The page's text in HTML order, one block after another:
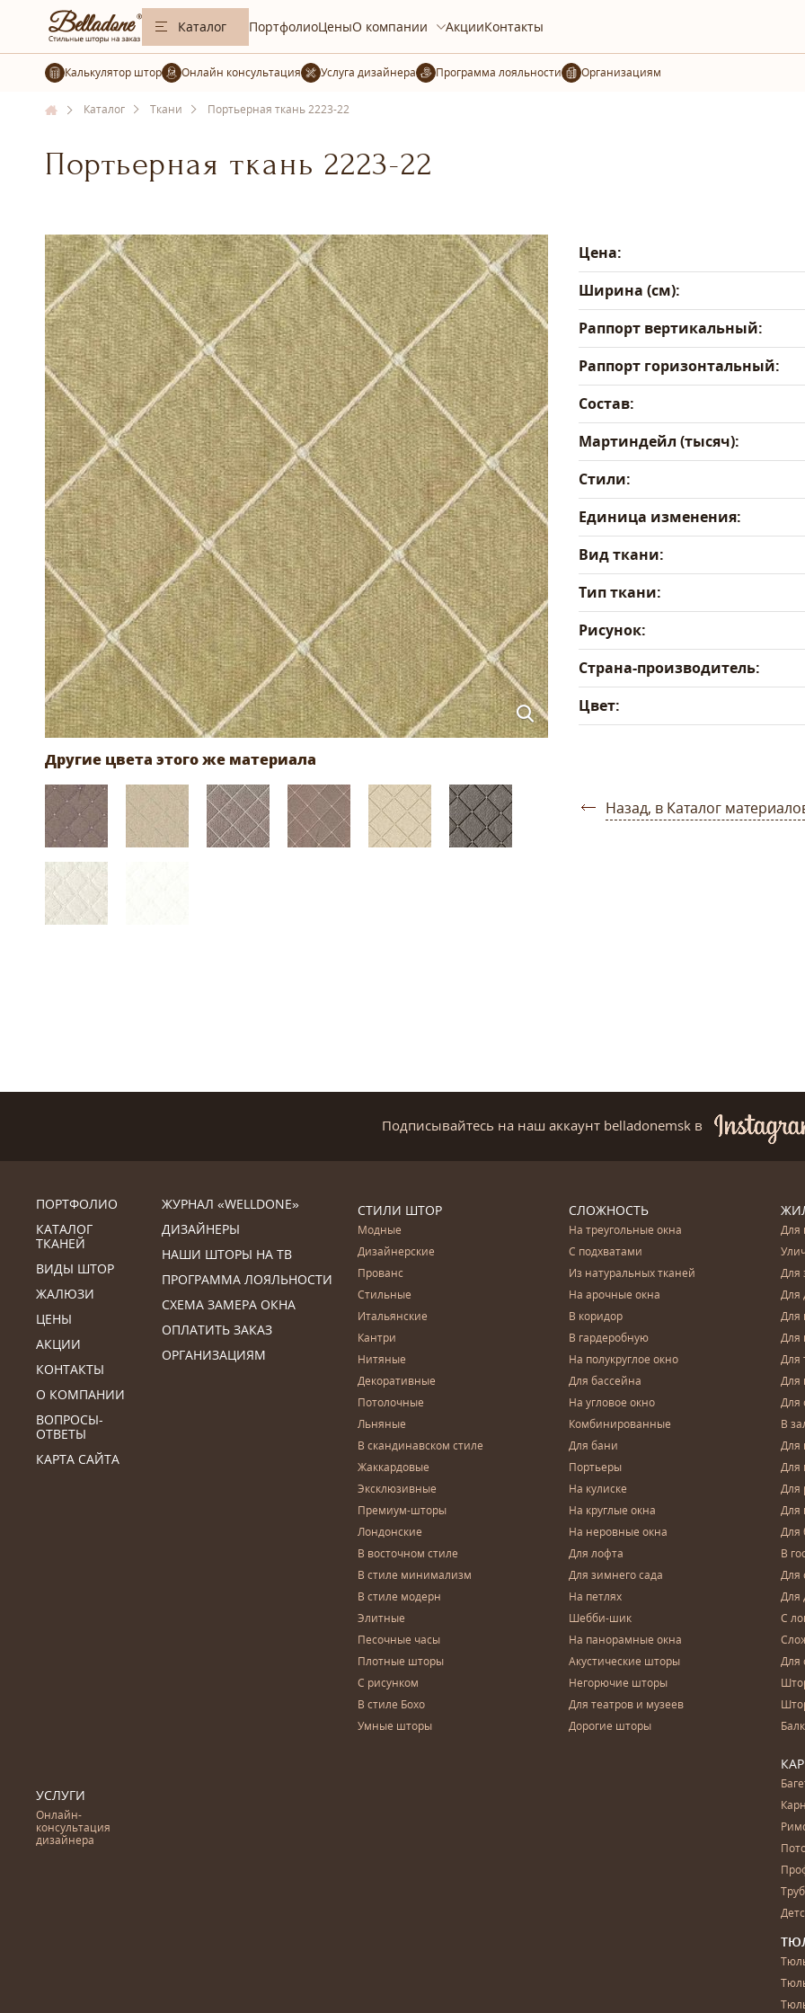
Каталог ПортфолиоЦеныО компании АкцииКонтакты
Калькулятор штор Услуга дизайнера Организациям
Каталог Ткани Портьерная ткань 2223-22
Портьерная ткань 2223-22
Цена:
Ширина (см):
Раппорт вертикальный:
Раппорт горизонтальный:
Состав:
Мартиндейл (тысяч):
Стили:
Единица изменения:
Вид ткани:
Тип ткани:
Рисунок:
Страна-производитель:
Цвет:
Назад, в Каталог
Подписывайтесь на наш аккаунт belladonemsk в
ПОРТФОЛИО
КАТАЛОГ
ТКАНЕЙ
ВИДЫ ШТОР
ЖАЛЮЗИ
ЦЕНЫ
АКЦИИ
КОНТАКТЫ
О КОМПАНИИ
ВОПРОСЫ-
ОТВЕТЫ
КАРТА САЙТА
ЖУРНАЛ «WELLDONE»
ДИЗАЙНЕРЫ
НАШИ ШТОРЫ НА ТВ
ПРОГРАММА ЛОЯЛЬНОСТИ
СХЕМА ЗАМЕРА ОКНА
ОПЛАТИТЬ ЗАКАЗ
ОРГАНИЗАЦИЯМ
УСЛУГИ
Онлайн-
консультация
дизайнера
СТИЛИ ШТОР
Модные
Дизайнерские
Прованс
Стильные
Итальянские
Кантри
Нитяные
Декоративные
Потолочные
Льняные
В скандинавском стиле
Жаккардовые
Эксклюзивные
Премиум-шторы
Лондонские
В восточном стиле
В стиле минимализм
В стиле модерн
Элитные
Песочные часы
Плотные шторы
С рисунком
В стиле Бохо
Умные шторы
СЛОЖНОСТЬ
На треугольные окна
С подхватами
Из натуральных тканей
На арочные окна
В коридор
В гардеробную
На полукруглое окно
Для бассейна
На угловое окно
Комбинированные
Для бани
Портьеры
На кулиске
На круглые окна
На неровные окна
Для лофта
Для зимнего сада
На петлях
Шебби-шик
На панорамные окна
Акустические шторы
Негорючие шторы
Для театров и музеев
Дорогие шторы
Для
Для
Для
Для
Для
Для
Для
Для
В
Для
Для
Для
Для
Для
В
Для
Для
С
Для